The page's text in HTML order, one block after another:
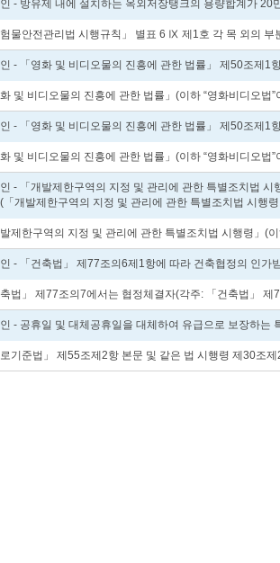
- 방유제 내에 설치하는 옥외저장탱크의 용량합계가
험물안전관리법 시행규칙」 별표 6 Ⅸ 제1호 각 목 외의
- 「영화 및 비디오물의 진흥에 관한 법률」 제50조제
화 및 비디오물의 진흥에 관한 법률」(이하 “영화비디오
- 「영화 및 비디오물의 진흥에 관한 법률」 제50조제
화 및 비디오물의 진흥에 관한 법률」(이하 “영화비디오
- 「개발제한구역의 지정 및 관리에 관한 특별조치법
「개발제한구역의 지정 및 관리에 관한 특별조치법 시행
발제한구역의 지정 및 관리에 관한 특별조치법 시행령」
- 「건축법」 제77조의6제1항에 따라 건축협정의 인
축법」 제77조의7에서는 협정체결자(각주: 「건축법」
- 공휴일 및 대체공휴일을 대체하여 유급으로 보장하
로기준법」 제55조제2항 본문 및 같은 법 시행령 제30조